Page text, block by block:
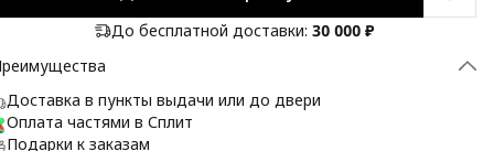
До бесплатной доставки: 30 000 ₽
Доставка в пункты выдачи или до двери
Оплата частями в Сплит
Подарки к заказам